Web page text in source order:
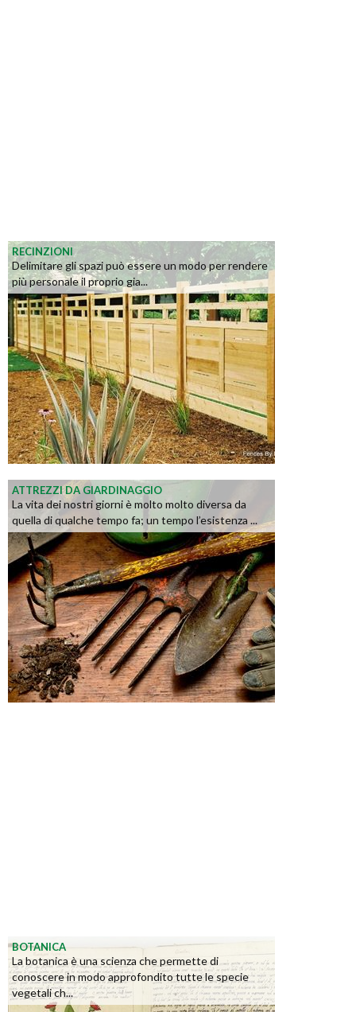
RECINZIONI
Delimitare gli spazi può essere un modo per rendere
più personale il proprio gia...
ATTREZZI DA GIARDINAGGIO
La vita dei nostri giorni è molto molto diversa da
quella di qualche tempo fa; un tempo l’esistenza ...
BOTANICA
La botanica è una scienza che permette di
conoscere in modo approfondito tutte le specie
vegetali ch...